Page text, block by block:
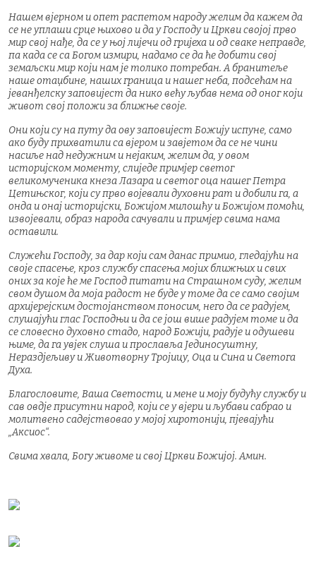
Нашем вјерном и опет распетом народу желим да кажем да
се не уплаши срце њихово и да у Господу и Цркви својој прво
мир свој нађе, да се у њој лијечи од гријеха и од сваке неправде,
па када се са Богом измири, надамо се да ће добити свој
земаљски мир који нам је толико потребан. А бранитеље
наше отаџбине, наших граница и нашег неба, подсећам на
јеванђелску заповијест да нико већу љубав нема од оног који
живот свој положи за ближње своје.
Они који су на путу да ову заповијест Божију испуне, само
ако буду прихватили са вјером и завјетом да се не чини
насиље над недужним и нејаким, желим да, у овом
историјском моменту, слиједе примјер светог
великомученика кнеза Лазара и светог оца нашег Петра
Цетињског, који су прво војевали духовни рат и добили га, а
онда и онај историјски, Божијом милошћу и Божијом помоћи,
извојевали, образ народа сачували и примјер свима нама
оставили.
Служећи Господу, за дар који сам данас примио, гледајући на
своје спасење, кроз службу спасења мојих ближњих и свих
оних за које ће ме Господ питати на Страшном суду, желим
свом душом да моја радост не буде у томе да се само својим
архијерејским достојанством поносим, него да се радујем,
слушајући глас Господњи и да се још више радујем томе и да
се словесно духовно стадо, народ Божији, радује и одушеви
њиме, да га увјек слуша и прославља Јединосуштну,
Нераздјељиву и Животворну Тројицу, Оца и Сина и Светога
Духа.
Благословите, Ваша Светости, и мене и моју будућу службу и
сав овдје присутни народ, који се у вјери и љубави сабрао и
молитвено садејствовао у мојој хиротонији, пјевајући
„Аксиос“.
Свима хвала, Богу живоме и свој Цркви Божијој. Амин.